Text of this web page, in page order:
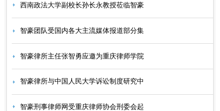
西南政法大学副校长孙长永教授莅临智豪
智豪团队受国内各大主流媒体报道部分集
智豪律所主任张智勇应邀为重庆律师学院
智豪律所与中国人民大学诉讼制度研究中
智豪刑事律师网受重庆律师协会刑委会起